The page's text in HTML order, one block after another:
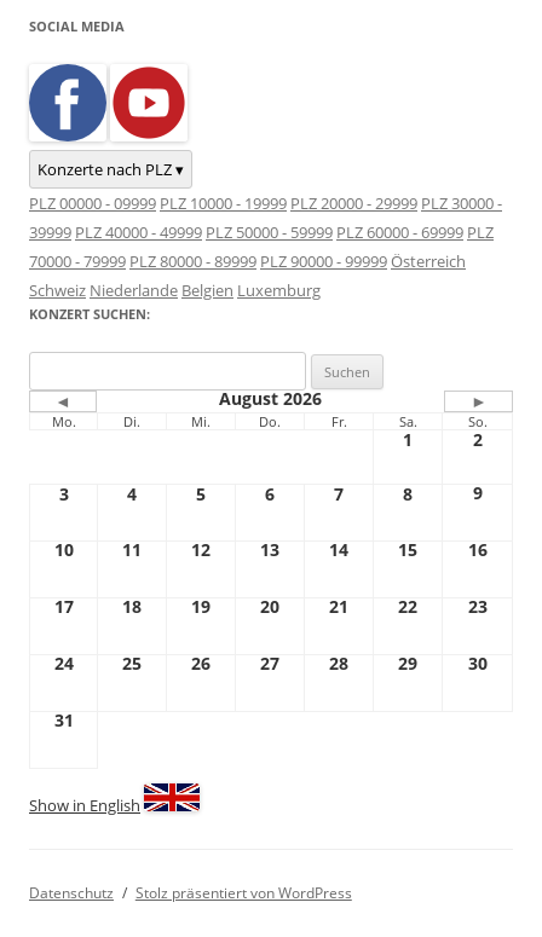
SOCIAL MEDIA
Konzerte nach PLZ ▾
PLZ 00000 - 09999 PLZ 10000 - 19999 PLZ 20000 - 29999 PLZ 30000 -
39999 PLZ 40000 - 49999 PLZ 50000 - 59999 PLZ 60000 - 69999 PLZ
70000 - 79999 PLZ 80000 - 89999 PLZ 90000 - 99999Österreich
Schweiz Niederlande Belgien Luxemburg
KONZERT SUCHEN:
nach:
◄ August 2026 ►
Mo. Di. Mi. Do. Fr. Sa. So.
1 2
3 4 5 6 7 8 9
10 11 12 13 14 15 16
17 18 19 20 21 22 23
24 25 26 27 28 29 30
31
Show in English
Datenschutz Stolz präsentiert von WordPress